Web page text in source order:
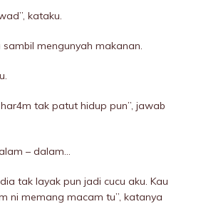
kataku.
sambil mengunyah makanan.
tak patut hidup pun”, jawab
– dalam…
tak layak pun jadi cucu aku. Kau
ni memang macam tu”, katanya